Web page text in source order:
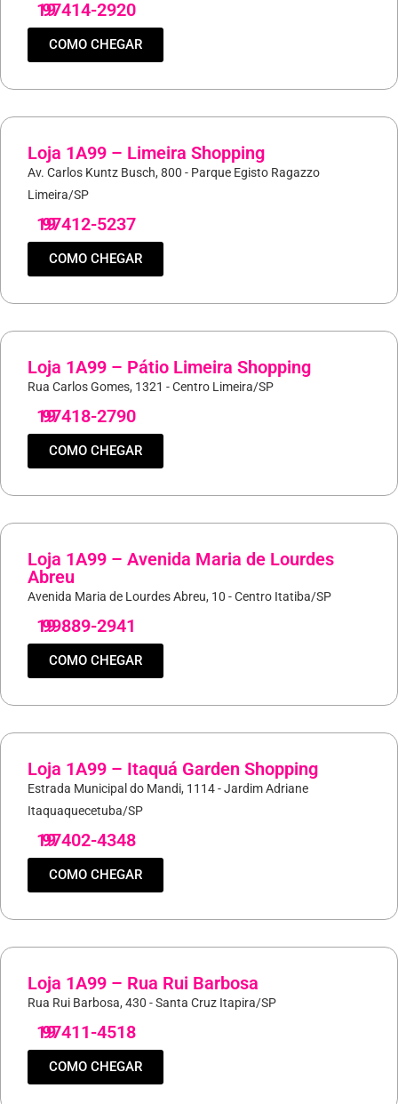
19
97414-2920
COMO CHEGAR
Loja 1A99 – Limeira Shopping
Av. Carlos Kuntz Busch, 800 - Parque Egisto Ragazzo
Limeira/SP
19
97412-5237
COMO CHEGAR
Loja 1A99 – Pátio Limeira Shopping
Rua Carlos Gomes, 1321 - Centro Limeira/SP
19
97418-2790
COMO CHEGAR
Loja 1A99 – Avenida Maria de Lourdes
Abreu
Avenida Maria de Lourdes Abreu, 10 - Centro Itatiba/SP
19
99889-2941
COMO CHEGAR
Loja 1A99 – Itaquá Garden Shopping
Estrada Municipal do Mandi, 1114 - Jardim Adriane
Itaquaquecetuba/SP
19
97402-4348
COMO CHEGAR
Loja 1A99 – Rua Rui Barbosa
Rua Rui Barbosa, 430 - Santa Cruz Itapira/SP
19
97411-4518
COMO CHEGAR